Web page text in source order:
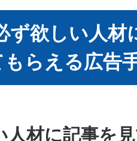
欲しい人材
らえる広告
人材に記事を